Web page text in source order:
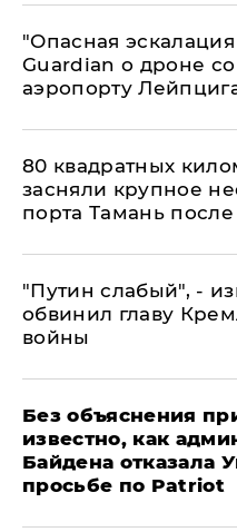
"Опасная
Guardian о дроне
аэропорту
80 квадратных
засняли крупное
порта Тамань
​"Путин слабый", -
обвинил главу
войны
Без объяснения
известно, как
Байдена отказала
просьбе по Patriot